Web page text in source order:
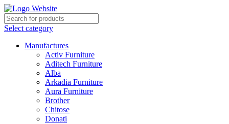
Select category
Manufactures
Activ Furniture
Aditech Furniture
Alba
Arkadia Furniture
Aura Furniture
Brother
Chitose
Donati